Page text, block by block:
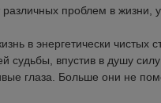
проблем в жизни,
энергетически чистых
впустив в душу силу
глаза. Больше они не